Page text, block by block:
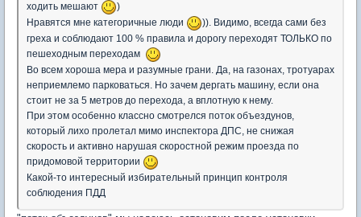
ходить мешают
)
Нравятся мне категоричные люди
)). Видимо, всегда сами без
греха и соблюдают 100 % правила и дорогу переходят ТОЛЬКО по
пешеходным переходам
Во всем хороша мера и разумные грани. Да, на газонах, тротуарах
неприемлемо парковаться. Но зачем дергать машину, если она
стоит не за 5 метров до перехода, а вплотную к нему.
При этом особенно классно смотрелся поток объездунов,
который лихо пролетал мимо инспектора ДПС, не снижая
скорость и активно нарушая скоростной режим проезда по
придомовой территории
Какой-то интересный избирательный принцип контроля
соблюдения ПДД